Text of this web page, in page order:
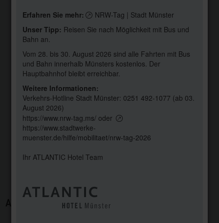
Erfahren Sie mehr:
NRW-Tag | Stadt Münster
Unser Tipp: Reisen Sie nach Möglichkeit mit Bus und
Bahn an.
Vom 28. bis 30. August 2026 sind alle Fahrten mit Bus
und Bahn innerhalb Münsters kostenlos. Der
Hauptbahnhof bleibt erreichbar.
Weitere Informationen:
Verkehrs-Hotline Stadt Münster: 0251 492-1077 (ab 03.
August 2026)
https://www.nrw-tag.ms/ oder
https://www.stadtwerke-
muenster.de/hilfe/mobilitaet/nrw-tag-2026
Ihr ATLANTIC Hotel Team
MELITTA DREIER
Veranstaltungsverkaufsleitung
Tel.: +49 (0) 251 20800-562
ATLANTIC KONTAKTFORMULAR